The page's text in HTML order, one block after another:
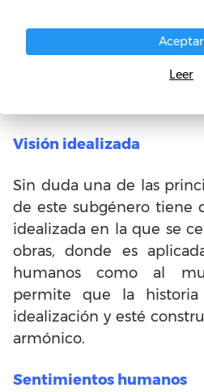
aparecer seres
resultan ser
obra debido a sus
Visión idealizada
Sin duda una de las
de este subgénero tiene
idealizada en la que se
obras, donde es
humanos como al
permite que la
idealización y esté
armónico.
Sentimientos humanos
Aceptar
Leer